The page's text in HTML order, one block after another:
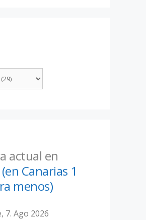
actual en
Canarias 1
menos)